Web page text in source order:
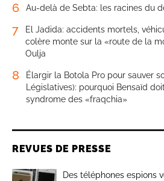
6 Au-delà de Sebta: les racines du
7
El Jadida: accidents mortels,
colère monte sur la «route de la
Oulja
8
Élargir la Botola Pro pour sauver
Législatives): pourquoi Bensaïd
syndrome des «fraqchia»
REVUES DE PRESSE
Des téléphones espions